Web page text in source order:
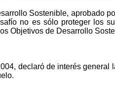
Sostenible, aprobado
no es sólo proteger los
Objetivos de Desarrollo
declaró de interés